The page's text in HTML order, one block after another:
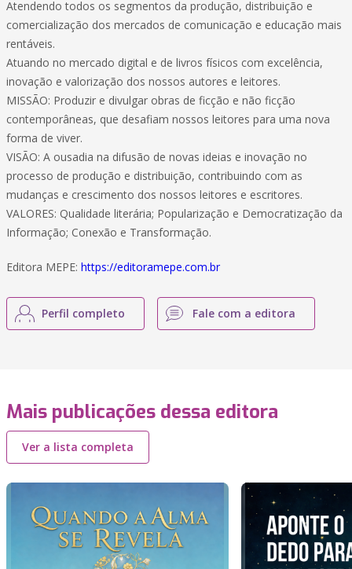
Atendendo todos os segmentos da produção, distribuição e
comercialização dos mercados de comunicação e educação mais
rentáveis.
Atuando no mercado digital e de livros físicos com excelência,
inovação e valorização dos nossos autores e leitores.
MISSÃO: Produzir e divulgar obras de ficção e não ficção
contemporâneas, que desafiam nossos leitores para uma nova
forma de viver.
VISÃO: A ousadia na difusão de novas ideias e inovação no
processo de produção e distribuição, contribuindo com as
mudanças e crescimento dos nossos leitores e escritores.
VALORES: Qualidade literária; Popularização e Democratização da
Informação; Conexão e Transformação.
Editora MEPE: https://editoramepe.com.br
Perfil completo Fale com a editora
Mais publicações dessa editora
Ver a lista completa